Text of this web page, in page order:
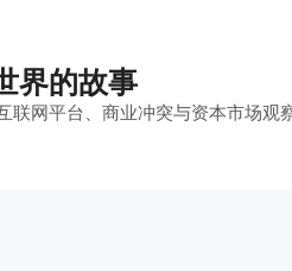
界的故事
网平台、商业冲突与资本市场观